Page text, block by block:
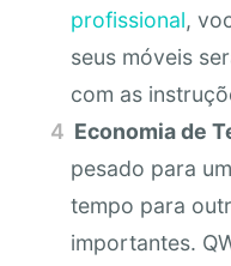
profissional,
seus móveis
com as
Economia de
pesado para
tempo para
importantes.